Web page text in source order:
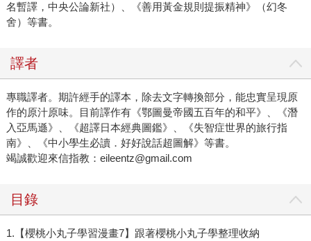
名暫譯，中央公論新社）、《善用黃金規則提振精神》（幻冬
舍）等書。
譯者
專職譯者。期許經手的譯本，除去文字轉換部分，能忠實呈現原
作的原汁原味。目前譯作有《鄂圖曼帝國五百年的和平》、《潛
入亞馬遜》、《超譯日本經典圖鑑》、《失智症世界的旅行指
南》、《中小學生必讀．好好說話超圖解》等書。
竭誠歡迎來信指教：eileentz@gmail.com
目錄
1.【櫻桃小丸子學習漫畫7】跟著櫻桃小丸子學整理收納